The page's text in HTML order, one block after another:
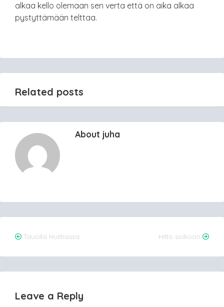
alkaa kello olemaan sen verta että on aika alkaa
pystyttämään telttaa.
Related posts
About juha
Post
navigation
Tauolla Huittisissa Hitto soikoon
Leave a Reply